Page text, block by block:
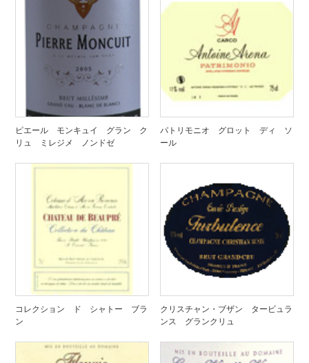
ピエール モンキュイ グラン ク
リュ ミレジメ ノンドゼ
パトリモニオ グロット ディ ソ
ール
コレクション ド シャトー ブラ
ン
クリスチャン・ブザン タービュラ
ンス グランクリュ